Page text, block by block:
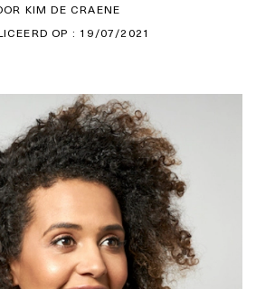
KIM DE CRAENE
OP : 19/07/2021